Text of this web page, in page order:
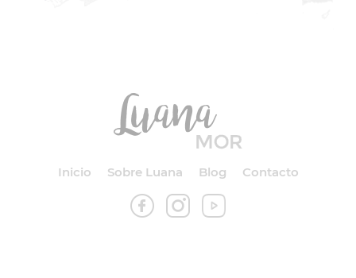
Inicio Sobre Luana Blog Contacto